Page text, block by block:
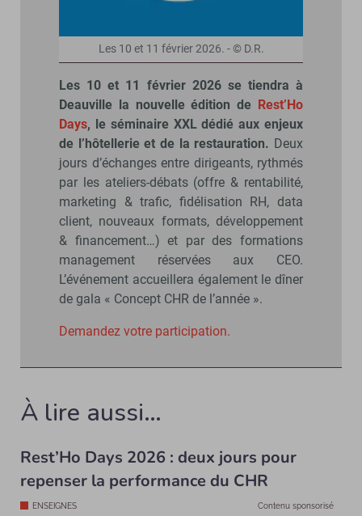
Les 10 et 11 février 2026. - © D.R.
Les 10 et 11 février 2026 se tiendra à
Deauville la nouvelle édition de Rest’Ho
Days, le séminaire XXL dédié aux enjeux
de l’hôtellerie et de la restauration. Deux
jours d’échanges entre dirigeants, rythmés
par les ateliers-débats (offre & rentabilité,
marketing & trafic, fidélisation RH, data
client, nouveaux formats, développement
& financement…) et par des formations
management réservées aux CEO.
L’événement accueillera également le dîner
de gala « Concept CHR de l’année ».
Demandez votre participation.
À lire aussi…
Rest’Ho Days 2026 : deux jours pour
repenser la performance du CHR
ENSEIGNES Contenu sponsorisé